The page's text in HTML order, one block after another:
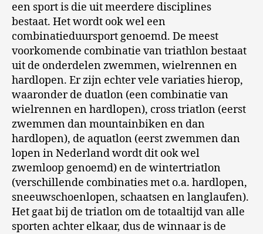
een sport is die uit meerdere disciplines
bestaat. Het wordt ook wel een
combinatieduursport genoemd. De meest
voorkomende combinatie van triathlon bestaat
uit de onderdelen zwemmen, wielrennen en
hardlopen. Er zijn echter vele variaties hierop,
waaronder de duatlon (een combinatie van
wielrennen en hardlopen), cross triatlon (eerst
zwemmen dan mountainbiken en dan
hardlopen), de aquatlon (eerst zwemmen dan
lopen in Nederland wordt dit ook wel
zwemloop genoemd) en de wintertriatlon
(verschillende combinaties met o.a. hardlopen,
sneeuwschoenlopen, schaatsen en langlaufen).
Het gaat bij de triatlon om de totaaltijd van alle
sporten achter elkaar, dus de winnaar is de